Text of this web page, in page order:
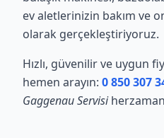
ev aletlerinizin bakım ve
olarak gerçekleştiriyoruz.
Hızlı, güvenilir ve uygun
hemen arayın: 0 850 307
Gaggenau Servisiherzaman